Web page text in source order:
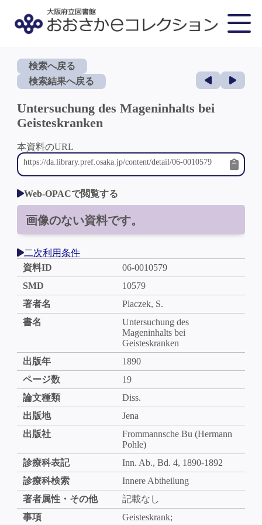
検索へ戻る
検索結果へ戻る
Untersuchung des Mageninhalts bei
Geisteskranken
本資料のURL
Web-OPACで閲覧する
画像のない資料です。
二次利用条件
資料ID
06-0010579
SMD
10579
著者名
Placzek, S.
書名
Untersuchung des
Mageninhalts bei
Geisteskranken
出版年
1890
ページ数
19
論文種類
Diss.
出版地
Jena
出版社
Frommannsche Bu (Hermann
Pohle)
診療科表記
Inn. Ab., Bd. 4, 1890-1892
診療科検索
Innere Abtheilung
著者属性・その他
記載なし
事項
Geisteskrank;